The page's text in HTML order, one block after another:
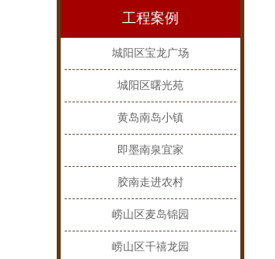
工程案例
城阳区宝龙广场
城阳区曙光苑
黄岛南岛小镇
即墨南泉宜家
胶南走进农村
崂山区麦岛锦园
崂山区千禧龙园